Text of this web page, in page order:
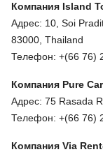
Компания Island
Адрес: 10, Soi
83000, Thailand
Телефон: +(66 76)
Компания Pure Car
Адрес: 75 Rasada
Телефон: +(66 76)
Компания Via